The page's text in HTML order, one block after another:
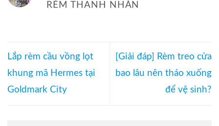
RÈM THANH NHÀN
Lắp rèm cầu vồng lọt
khung mã Hermes tại
Goldmark City
[Giải đáp] Rèm treo cửa
bao lâu nên tháo xuống
để vệ sinh?